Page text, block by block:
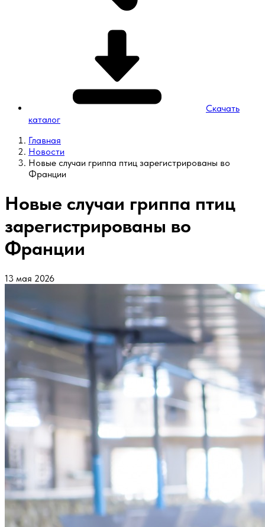
Скачать
каталог
Главная
Новости
Новые случаи гриппа птиц зарегистрированы во
Франции
Новые случаи гриппа птиц
зарегистрированы во
Франции
13 мая 2026